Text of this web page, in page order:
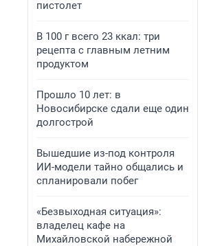
пистолет
В 100 г всего 23 ккал: три
рецепта с главным летним
продуктом
Прошло 10 лет: в
Новосибирске сдали еще один
долгострой
Вышедшие из-под контроля
ИИ-модели тайно общались и
спланировали побег
«Безвыходная ситуация»:
владелец кафе на
Михайловской набережной